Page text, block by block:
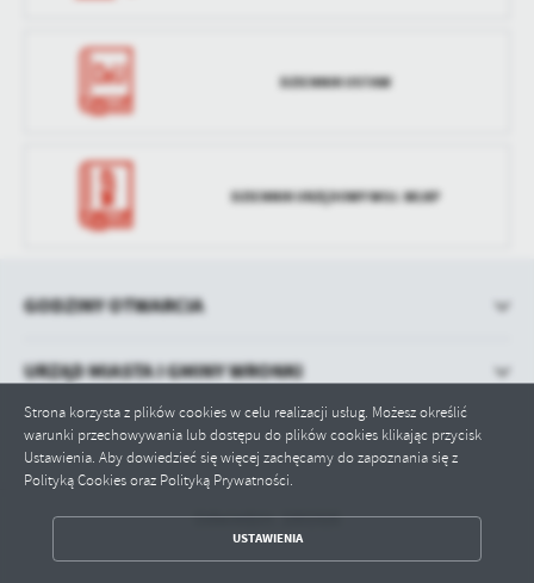
Strona korzysta z plików cookies w celu realizacji usług. Możesz określić
warunki przechowywania lub dostępu do plików cookies klikając przycisk
Ustawienia. Aby dowiedzieć się więcej zachęcamy do zapoznania się z
Polityką Cookies oraz Polityką Prywatności.
USTAWIENIA
DZIENNIK USTAW
DZIENNIK URZĘDOWY WOJ. WLKP
GODZINY OTWARCIA
URZĄD MIASTA I GMINY WRONKI
Odwiedzin: 1001926